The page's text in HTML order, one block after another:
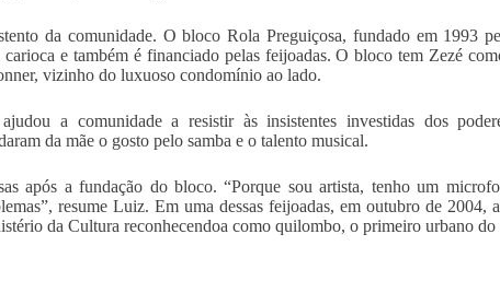
da comunidade. O bloco Rola Preguiçosa, fundado em 1993
e também é financiado pelas feijoadas. O bloco tem Zezé
vizinho do luxuoso condomínio ao lado.
a comunidade a resistir às insistentes investidas dos
da mãe o gosto pelo samba e o talento musical.
após a fundação do bloco. “Porque sou artista, tenho um
resume Luiz. Em uma dessas feijoadas, em outubro de 2004,
da Cultura reconhecendoa como quilombo, o primeiro urbano do